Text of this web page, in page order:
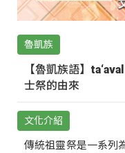
魯凱族
【魯凱族語】
士祭的由來
文化介紹
傳統祖靈祭是一系列